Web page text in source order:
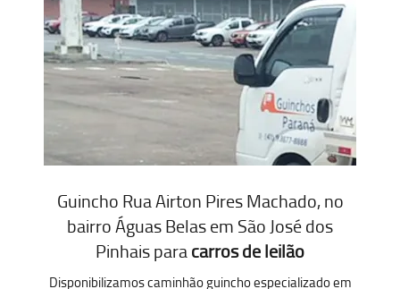
Guincho Rua Airton Pires Machado, no
bairro Águas Belas em São José dos
Pinhais paracarros de leilão
Disponibilizamos caminhão guincho especializado em